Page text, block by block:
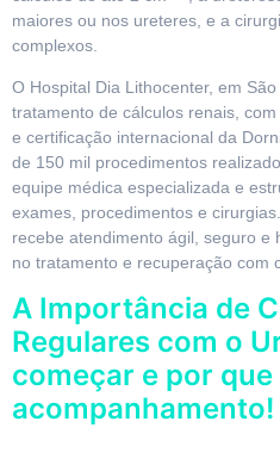
maiores ou nos ureteres, e a
complexos.
O Hospital Dia Lithocenter, em
tratamento de cálculos renais,
e certificação internacional da
de 150 mil procedimentos
equipe médica especializada e
exames, procedimentos e
recebe atendimento ágil, seguro e
no tratamento e recuperação com
A Importância de
Regulares com o
começar e por
acompanhamento!